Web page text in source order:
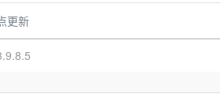
更新